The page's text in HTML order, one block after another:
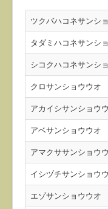
切
り
替
え
ツクバハコネサンシ
タダミハコネサンシ
シコクハコネサンシ
クロサンショウウオ
アカイシサンショウ
アベサンショウウオ
アマクササンショウ
イシヅチサンショウ
エゾサンショウウオ